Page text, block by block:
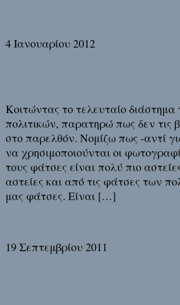
4 Ιανουαρίου 2012
Κοιτώντας το τελευταίο διάστημα
πολιτικών, παρατηρώ πως δεν τις
στο παρελθόν. Νομίζω πως -αντί
να χρησιμοποιούνται οι
τους φάτσες είναι πολύ πιο
αστείες και από τις φάτσες των
μας φάτσες. Είναι […]
19 Σεπτεμβρίου 2011